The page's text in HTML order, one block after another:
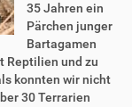
35 Jahren ein
Pärchen junger
Bartagamen
Reptilien und zu
konnten wir nicht
30 Terrarien